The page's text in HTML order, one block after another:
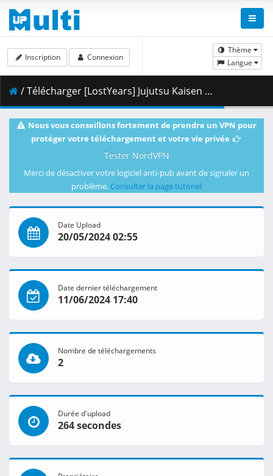
Thème
Langue
Inscription Connexion
/ Télécharger [LostYears] Jujutsu Kaisen - S02E22 (WEB 1080p HEVC AAC E-AC-3) [E6E2D4CB].mkv.003 ( 493.84 MB )
Nous vous conseillons fortement de prendre un VPN pour
protéger votre téléchargement et votre vie privée
Tester NordVPN
Merci de désactiver votre logiciel anti-pub avant de signaler un
problème. Consulter la page tutoriel
Date Upload
20/05/2024 02:55
Date dernier téléchargement
11/06/2024 17:40
Nombre de téléchargements
2
Durée d'upload
264 secondes